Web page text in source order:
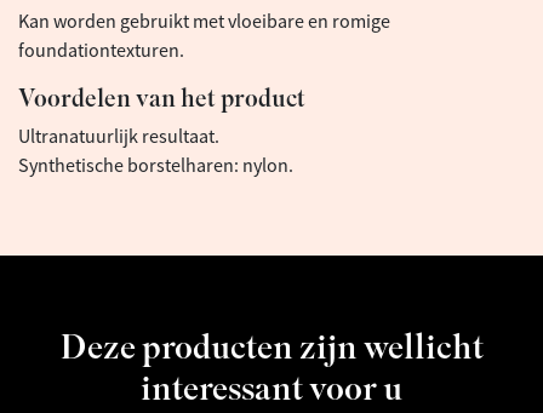
Kan worden gebruikt met vloeibare en romige
foundationtexturen.
Voordelen van het product
Ultranatuurlijk resultaat.
Synthetische borstelharen: nylon.
Deze producten zijn wellicht
interessant voor u